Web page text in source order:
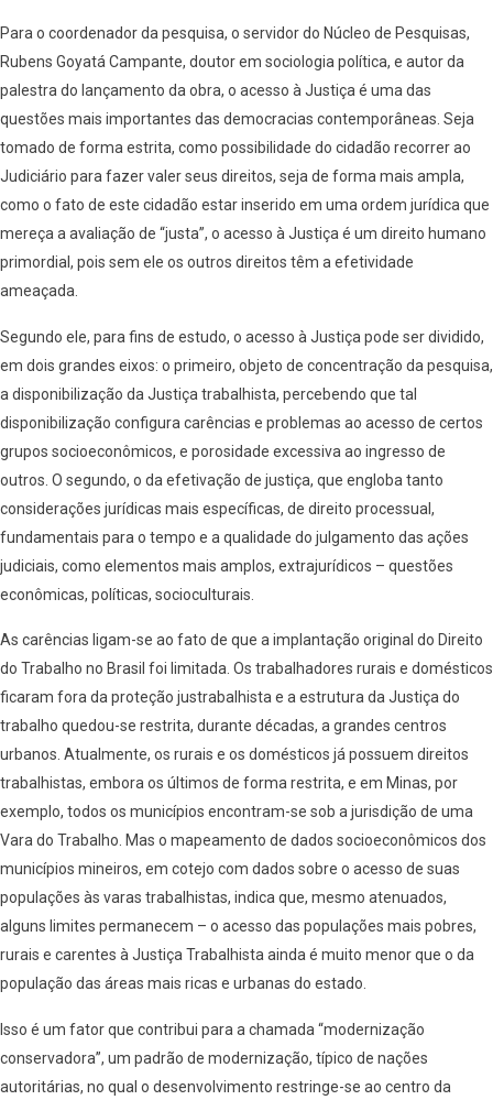
Para o coordenador da pesquisa, o servidor do Núcleo de Pesquisas,
Rubens Goyatá Campante, doutor em sociologia política, e autor da
palestra do lançamento da obra, o acesso à Justiça é uma das
questões mais importantes das democracias contemporâneas. Seja
tomado de forma estrita, como possibilidade do cidadão recorrer ao
Judiciário para fazer valer seus direitos, seja de forma mais ampla,
como o fato de este cidadão estar inserido em uma ordem jurídica que
mereça a avaliação de “justa”, o acesso à Justiça é um direito humano
primordial, pois sem ele os outros direitos têm a efetividade
ameaçada.
Segundo ele, para fins de estudo, o acesso à Justiça pode ser dividido,
em dois grandes eixos: o primeiro, objeto de concentração da pesquisa,
a disponibilização da Justiça trabalhista, percebendo que tal
disponibilização configura carências e problemas ao acesso de certos
grupos socioeconômicos, e porosidade excessiva ao ingresso de
outros. O segundo, o da efetivação de justiça, que engloba tanto
considerações jurídicas mais específicas, de direito processual,
fundamentais para o tempo e a qualidade do julgamento das ações
judiciais, como elementos mais amplos, extrajurídicos – questões
econômicas, políticas, socioculturais.
As carências ligam-se ao fato de que a implantação original do Direito
do Trabalho no Brasil foi limitada. Os trabalhadores rurais e domésticos
ficaram fora da proteção justrabalhista e a estrutura da Justiça do
trabalho quedou-se restrita, durante décadas, a grandes centros
urbanos. Atualmente, os rurais e os domésticos já possuem direitos
trabalhistas, embora os últimos de forma restrita, e em Minas, por
exemplo, todos os municípios encontram-se sob a jurisdição de uma
Vara do Trabalho. Mas o mapeamento de dados socioeconômicos dos
municípios mineiros, em cotejo com dados sobre o acesso de suas
populações às varas trabalhistas, indica que, mesmo atenuados,
alguns limites permanecem – o acesso das populações mais pobres,
rurais e carentes à Justiça Trabalhista ainda é muito menor que o da
população das áreas mais ricas e urbanas do estado.
Isso é um fator que contribui para a chamada “modernização
conservadora”, um padrão de modernização, típico de nações
autoritárias, no qual o desenvolvimento restringe-se ao centro da